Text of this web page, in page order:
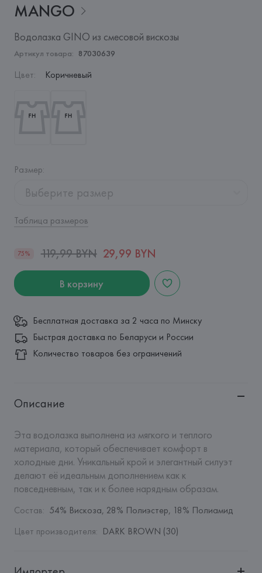
MANGO
Водолазка GINO из смесовой вискозы
Артикул товара: 87030639
Цвет: Коричневый
Размер:
Выберите размер
Таблица размеров
75% 119,99 BYN 29,99 BYN
В корзину
Бесплатная доставка за 2 часа по Минску
Быстрая доставка по Беларуси и России
Количество товаров без ограничений
Описание
Эта водолазка выполнена из мягкого и теплого
материала, который обеспечивает комфорт в
холодные дни. Уникальный крой и элегантный силуэт
делают её идеальным дополнением как к
повседневным, так и к более нарядным образам.
Состав: 54% Вискоза, 28% Полиэстер, 18% Полиамид
Цвет производителя: DARK BROWN (30)